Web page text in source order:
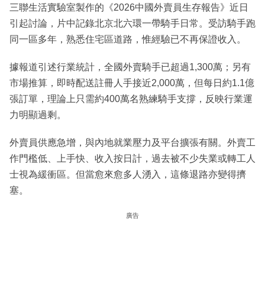
三聯生活實驗室製作的《2026中國外賣員生存報告》近日
引起討論，片中記錄北京北六環一帶騎手日常。受訪騎手跑
同一區多年，熟悉住宅區道路，惟經驗已不再保證收入。
據報道引述行業統計，全國外賣騎手已超過1,300萬；另有
市場推算，即時配送註冊人手接近2,000萬，但每日約1.1億
張訂單，理論上只需約400萬名熟練騎手支撐，反映行業運
力明顯過剩。
外賣員供應急增，與內地就業壓力及平台擴張有關。外賣工
作門檻低、上手快、收入按日計，過去被不少失業或轉工人
士視為緩衝區。但當愈來愈多人湧入，這條退路亦變得擠
塞。
廣告